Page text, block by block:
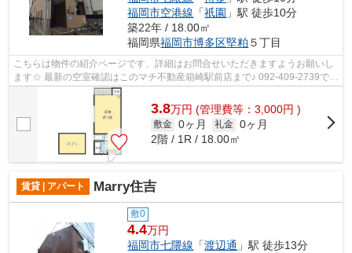
福岡市空港線 「祇園 」駅 徒歩10分
築22年 / 18.00㎡
福岡県福岡市博多区堅粕 ５丁目
こちらは物件の紹介ページです、詳細はお問合せいただきますようお願いし
ます☆ 最新の空室確認はこのマチ不動産箱崎駅前店まで♪ 092-409-2739で
す！迅速に対応致します！！！！！♪
3.8万円 (管理費等：3,000円 )
敷金 0ヶ月 礼金 0ヶ月
2階 / 1R / 18.00㎡
賃貸 | アパート Marry住吉
敷0
4.4万円
福岡市七隈線 「渡辺通 」駅 徒歩13分